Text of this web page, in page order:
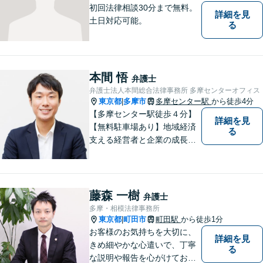
初回法律相談30分まで無料。
土日対応可能。
詳細を見
る
本間 悟 弁護士
弁護士法人本間総合法律事務所 多摩センターオフィス
東京都 多摩市 多摩センター駅 から徒歩4分
【多摩センター駅徒歩４分】
【無料駐車場あり】地域経済
支える経営者と企業の成長を
事故、相続、成年後見、不動
産など幅広く法律問題に対応
しますので、お気軽にご相談
を。
詳細を見
る
藤森 一樹 弁護士
多摩・相模法律事務所
東京都 町田市 町田駅 から徒歩1分
お客様のお気持ちを大切に、
きめ細やかな心遣いで、丁寧
な説明や報告を心がけており
詳細を見
る